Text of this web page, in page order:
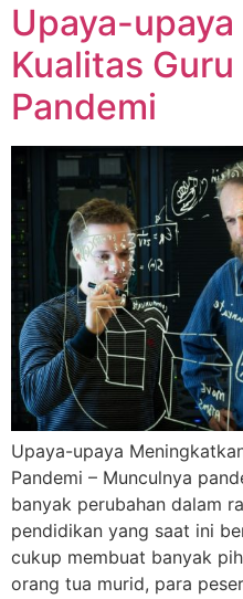
Upaya-
Kualitas
Pandemi
Upaya-upaya
Pandemi – Munculnya
banyak perubahan dalam
pendidikan yang saat ini
cukup membuat banyak
orang tua murid, para